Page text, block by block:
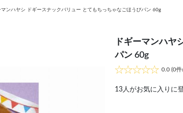
マンハヤシ ドギースナックバリュー とてもちっちゃなごほうびパン 60g
ドギーマンハヤ
パン 60g
0.0 (0
13人がお気に入りに